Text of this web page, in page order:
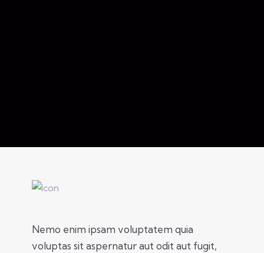
Nemo enim ipsam voluptatem quia
voluptas sit aspernatur aut odit aut fugit,